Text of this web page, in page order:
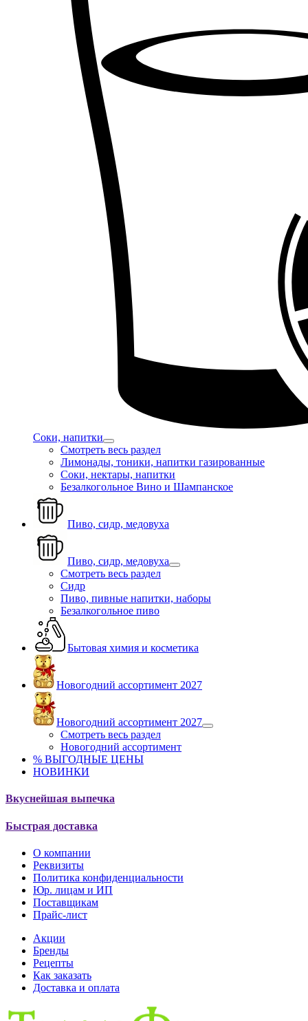
Соки, напитки
Смотреть весь раздел
Лимонады, тоники, напитки газированные
Соки, нектары, напитки
Безалкогольное Вино и Шампанское
Пиво, сидр, медовуха
Пиво, сидр, медовуха
Смотреть весь раздел
Сидр
Пиво, пивные напитки, наборы
Безалкогольное пиво
Бытовая химия и косметика
Новогодний ассортимент 2027
Новогодний ассортимент 2027
Смотреть весь раздел
Новогодний ассортимент
% ВЫГОДНЫЕ ЦЕНЫ
НОВИНКИ
Вкуснейшая выпечка
Быстрая доставка
О компании
Реквизиты
Политика конфиденциальности
Юр. лицам и ИП
Поставщикам
Прайс-лист
Акции
Бренды
Рецепты
Как заказать
Доставка и оплата